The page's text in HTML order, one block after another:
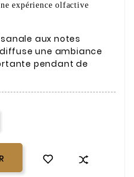
expérience olfactive
aux notes
une ambiance
pendant de